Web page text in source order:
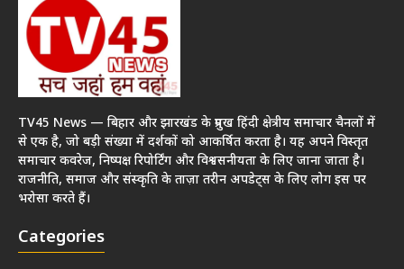
TV45 News — बिहार और झारखंड के प्रमुख हिंदी क्षेत्रीय समाचार चैनलों में
से एक है, जो बड़ी संख्या में दर्शकों को आकर्षित करता है। यह अपने विस्तृत
समाचार कवरेज, निष्पक्ष रिपोर्टिंग और विश्वसनीयता के लिए जाना जाता है।
राजनीति, समाज और संस्कृति के ताज़ा तरीन अपडेट्स के लिए लोग इस पर
भरोसा करते हैं।
Categories